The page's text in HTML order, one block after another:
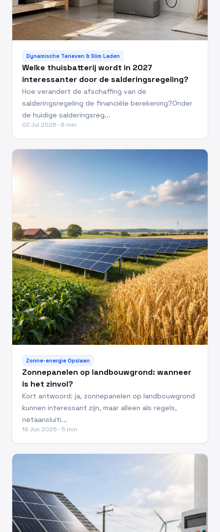
Dynamische Tarieven & Slim Laden
Welke thuisbatterij wordt in 2027
interessanter door de salderingsregeling?
Hoe verandert de afschaffing van de
salderingsregeling de financiële berekening?Onder
de huidige salderingsreg...
02 Jul 2026 · 6 min
Zonne-energie Opslaan
Zonnepanelen op landbouwgrond: wanneer
is het zinvol?
Kort antwoord: ja, zonnepanelen op landbouwgrond
kunnen interessant zijn, maar alleen als regels,
netaansluiti...
18 Jun 2026 · 5 min